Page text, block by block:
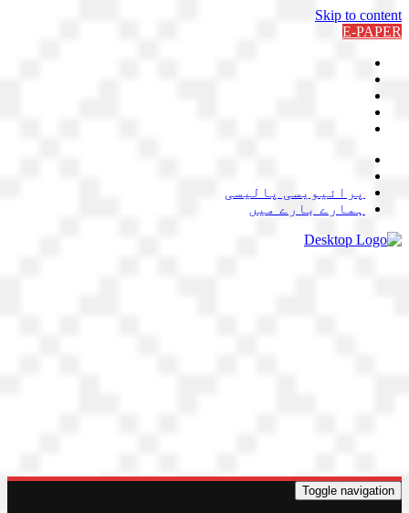
Skip to content
E-PAPER
پرائیویسی پالیسی
ہمارے بارے میں
Toggle navigation